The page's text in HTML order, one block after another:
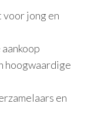
jong en
hoogwaardige
en